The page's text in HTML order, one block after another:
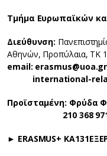
Τμήμα Ευρωπαϊκών
Διεύθυνση:
Αθηνών, Προπύλαια, ΤΚ
email: erasmus@uoa.gr
international-
Προϊσταμένη: Φρύδα
210 368 9713
► ERASMUS+ KA131